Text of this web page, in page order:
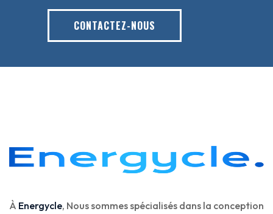
CONTACTEZ-NOUS
À Energycle, Nous sommes spécialisés dans la conception